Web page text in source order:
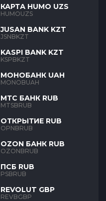
КАРТА HUMO UZS
HUMOUZS
JUSAN BANK KZT
JSNBKZT
KASPI BANK KZT
KSPBKZT
МОНОБАНК UAH
MONOBUAH
МТС БАНК RUB
MTSBRUB
ОТКРЫТИЕ RUB
OPNBRUB
OZON БАНК RUB
OZONBRUB
ПСБ RUB
PSBRUB
REVOLUT GBP
REVBGBP